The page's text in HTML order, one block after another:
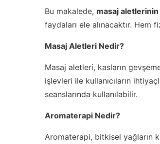
Bu makalede, masaj aletlerinin
faydaları ele alınacaktır. Hem
Masaj Aletleri Nedir?
Masaj aletleri, kasların
işlevleri ile kullanıcıların
seanslarında kullanılabilir.
Aromaterapi Nedir?
Aromaterapi, bitkisel yağların